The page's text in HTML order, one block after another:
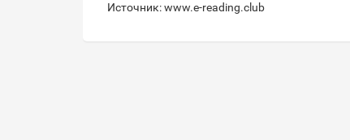
Источник: www.e-reading.club